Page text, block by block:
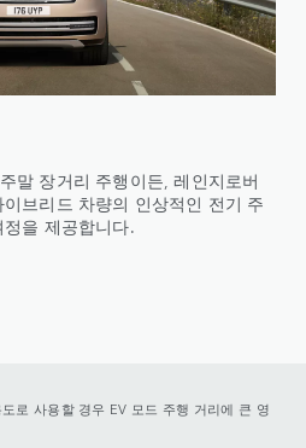
말 장거리 주행이든, 레인지로버
브리드 차량의 인상적인 전기 주
정을 제공합니다.
로 사용할 경우 EV 모드 주행 거리에 큰 영